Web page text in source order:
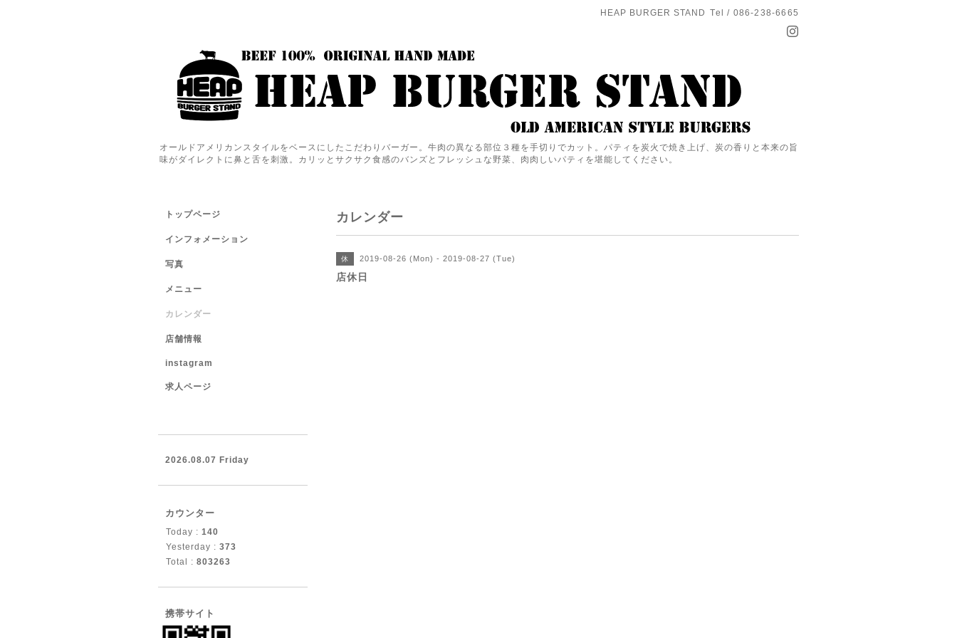
HEAP BURGER STAND Tel / 086-238-6665
オールドアメリカンスタイルをベースにしたこだわりバーガー。牛肉の異なる部位３種を手切りでカット。パティを炭火で焼き上げ、炭の香りと本来の旨
味がダイレクトに鼻と舌を刺激。カリッとサクサク食感のバンズとフレッシュな野菜、肉肉しいパティを堪能してください。
カレンダー
休 2019-08-26 (Mon) - 2019-08-27 (Tue)
店休日
トップページ
インフォメーション
写真
メニュー
カレンダー
店舗情報
instagram
求人ページ
2026.08.07 Friday
カウンター
Today : 140
Yesterday : 373
Total : 803263
携帯サイト